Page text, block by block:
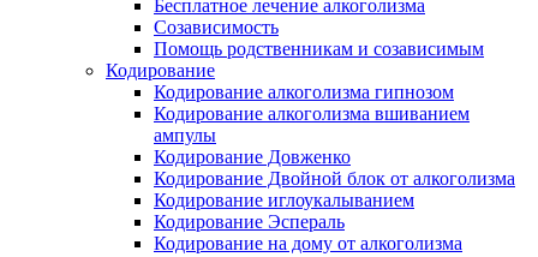
Бесплатное лечение алкоголизма
Созависимость
Помощь родственникам и созависимым
Кодирование
Кодирование алкоголизма гипнозом
Кодирование алкоголизма вшиванием
ампулы
Кодирование Довженко
Кодирование Двойной блок от алкоголизма
Кодирование иглоукалыванием
Кодирование Эспераль
Кодирование на дому от алкоголизма